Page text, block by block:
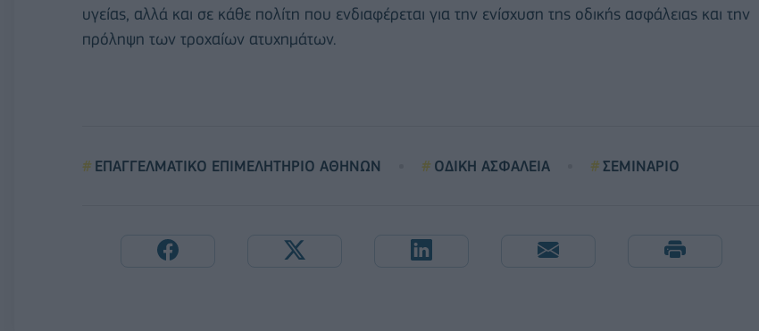
υγείας, αλλά και σε κάθε πολίτη που ενδιαφέρεται για την ενίσχυση της οδικής ασφάλειας και την
πρόληψη των τροχαίων ατυχημάτων.
ΕΠΑΓΓΕΛΜΑΤΙΚΟ ΕΠΙΜΕΛΗΤΗΡΙΟ ΑΘΗΝΩΝ ΟΔΙΚΗ ΑΣΦΑΛΕΙΑ ΣΕΜΙΝΑΡΙΟ